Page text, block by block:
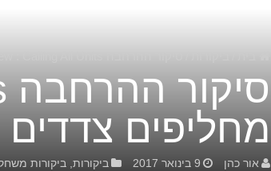
מחליפים צדדים
אור כהן 9 בינואר 2017 ביקורות ביקורות